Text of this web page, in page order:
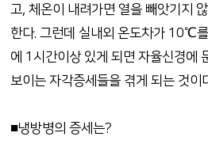
고, 체온이 내려가면 열을 빼앗기지
한다. 그런데 실내외 온도차가 10℃
에 1시간이상 있게 되면 자율신경에
보이는 자각증세들을 겪게 되는 것이
■냉방병의 증세는?